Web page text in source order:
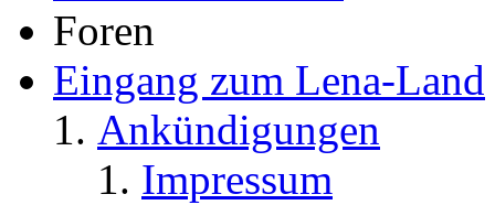
Foren
Eingang zum Lena-Land
Ankündigungen
Impressum